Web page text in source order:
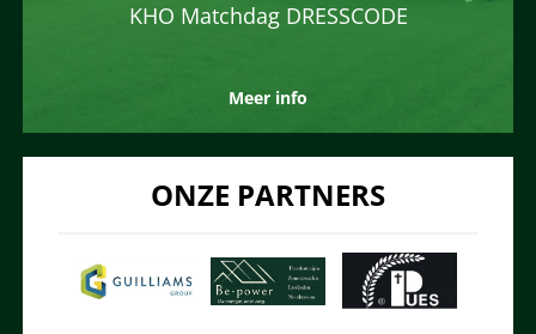
KHO Matchdag DRESSCODE
Meer info
ONZE PARTNERS